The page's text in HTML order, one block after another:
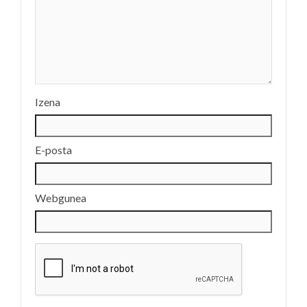
Izena
E-posta
Webgunea